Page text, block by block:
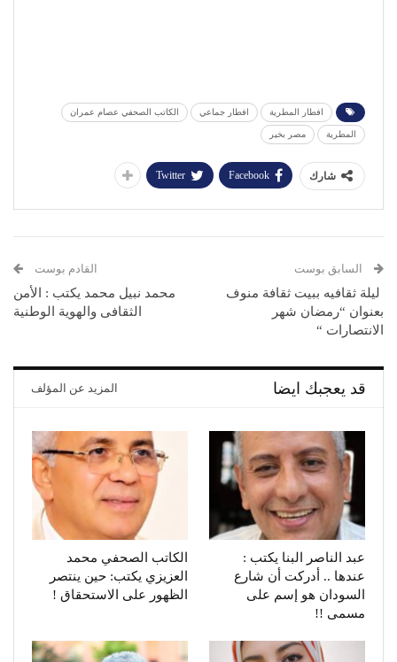
افطار المطرية افطار جماعي الكاتب الصحفي عصام عمران
المطرية مصر بخير
شارك Facebook
Twitter
السابق بوست
ليلة ثقافيه ببيت ثقافة منوف
بعنوان “رمضان شهر
الانتصارات “
القادم بوست
محمد نبيل محمد يكتب : الأمن
الثقافى والهوية الوطنية
قد يعجبك ايضا المزيد عن المؤلف
عبد الناصر البنا يكتب :
عندها .. أدركت أن شارع
السودان هو إسم على
مسمى !!
الكاتب الصحفي محمد
العزيزي يكتب: حين ينتصر
الظهور على الاستحقاق !